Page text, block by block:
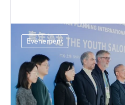
Evénement